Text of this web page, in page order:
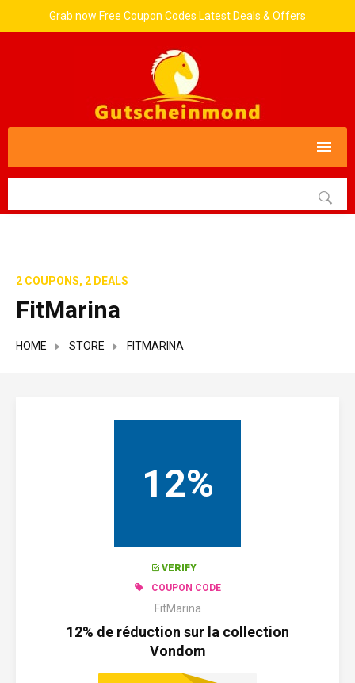
Grab now Free Coupon Codes Latest Deals & Offers
2 COUPONS, 2 DEALS
FitMarina
HOME STORE FITMARINA
12%
VERIFY
COUPON CODE
FitMarina
12% de réduction sur la collection
Vondom